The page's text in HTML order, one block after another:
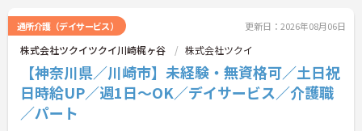
数・曜日は相談可能です。無理なく。プライベート
を大切にしながらご勤務いただけます。ライフスタ
イルが変わった際にも、柔軟な働き方ができる環境
です。
通所介護（デイサービス） 更新日：2026年08月06日
株式会社ツクイツクイ川崎梶ヶ谷 株式会社ツクイ
【神奈川県／川崎市】未経験・無資格可／土日祝
日時給UP／週1日～OK／デイサービス／介護職
／パート